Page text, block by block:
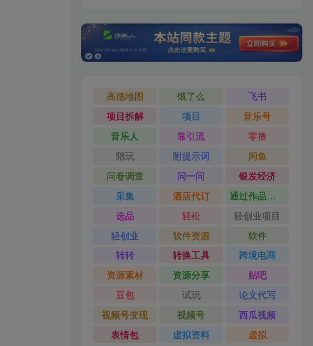
高德地图 饿了么
飞书
项目拆解
项目
音乐号
音乐人
靠引流
零撸
陪玩
附提示词
闲鱼
问卷调查
问一问
银发经济
采集
酒店代订
通过作品流量
选品
轻松
轻创业项目
轻创业
软件资源
软件
转转
转换工具
跨境电商
资源素材
资源分享
贴吧
豆包
试玩
论文代写
视频号变现
视频号
西瓜视频
表情包
虚拟资料
虚拟